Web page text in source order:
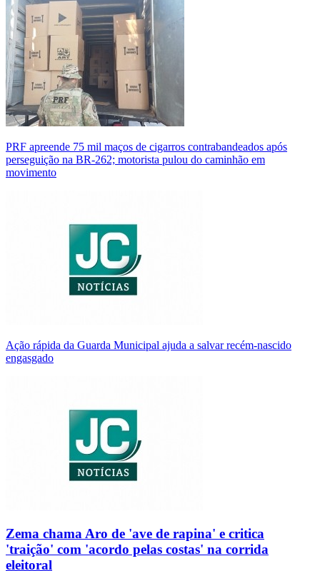
PRF apreende 75 mil maços de cigarros contrabandeados após
perseguição na BR-262; motorista pulou do caminhão em
movimento
Ação rápida da Guarda Municipal ajuda a salvar recém-nascido
engasgado
Zema chama Aro de 'ave de rapina' e critica
'traição' com 'acordo pelas costas' na corrida
eleitoral